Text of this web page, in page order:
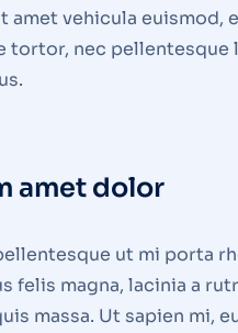
amet vehicula euismod,
tortor, nec pellentesque
amet dolor
ut mi porta
felis magna, lacinia a
massa. Ut sapien mi,